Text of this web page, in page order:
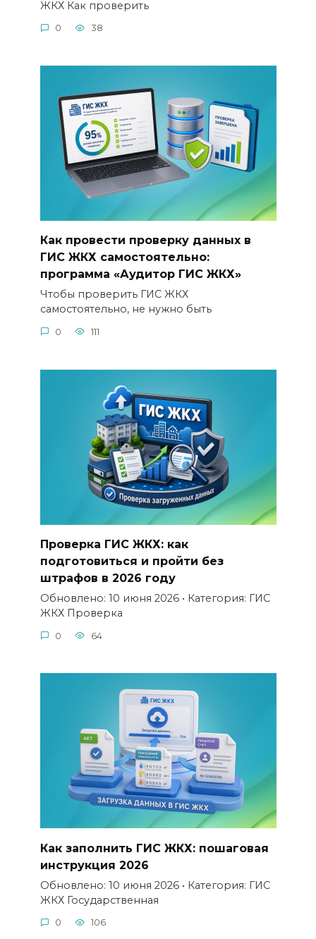
ЖКХ Как проверить
0 38
Как провести проверку данных в
ГИС ЖКХ самостоятельно:
программа «Аудитор ГИС ЖКХ»
Чтобы проверить ГИС ЖКХ
самостоятельно, не нужно быть
0 111
Проверка ГИС ЖКХ: как
подготовиться и пройти без
штрафов в 2026 году
Обновлено: 10 июня 2026 • Категория: ГИС
ЖКХ Проверка
0 64
Как заполнить ГИС ЖКХ: пошаговая
инструкция 2026
Обновлено: 10 июня 2026 • Категория: ГИС
ЖКХ Государственная
0 106